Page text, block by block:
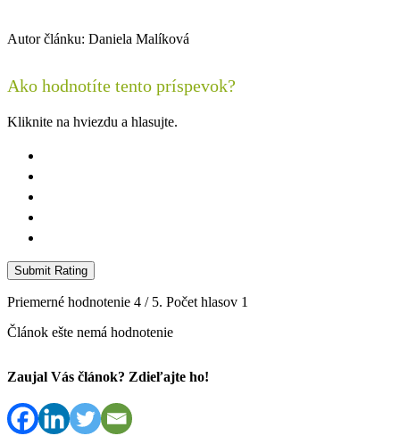
Autor článku: Daniela Malíková
Ako hodnotíte tento príspevok?
Kliknite na hviezdu a hlasujte.
Submit Rating
Priemerné hodnotenie 4 / 5. Počet hlasov 1
Článok ešte nemá hodnotenie
Zaujal Vás článok? Zdieľajte ho!